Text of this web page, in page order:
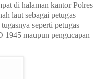
di halaman kantor Polres
laut sebagai petugas
seperti petugas
1945 maupun pengucapan